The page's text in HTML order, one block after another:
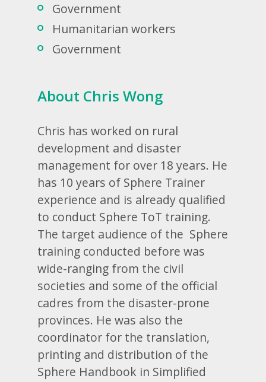
Government
Humanitarian workers
Government
About Chris Wong
Chris has worked on rural
development and disaster
management for over 18 years. He
has 10 years of Sphere Trainer
experience and is already qualified
to conduct Sphere ToT training.
The target audience of the Sphere
training conducted before was
wide-ranging from the civil
societies and some of the official
cadres from the disaster-prone
provinces. He was also the
coordinator for the translation,
printing and distribution of the
Sphere Handbook in Simplified